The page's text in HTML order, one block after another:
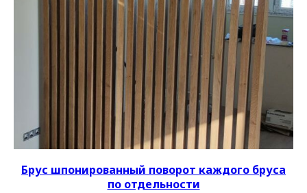
Брус шпонированный поворот каждого бруса
по отдельности